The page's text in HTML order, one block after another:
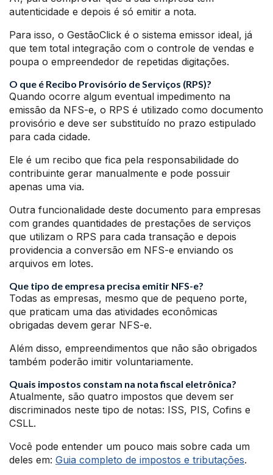
autenticidade e depois é só emitir a nota.
Para isso, o GestãoClick é o sistema emissor ideal, já
que tem total integração com o controle de vendas e
poupa o empreendedor de repetidas digitações.
O que é Recibo Provisório de Serviços (RPS)?
Quando ocorre algum eventual impedimento na
emissão da NFS-e, o RPS é utilizado como documento
provisório e deve ser substituído no prazo estipulado
para cada cidade.
Ele é um recibo que fica pela responsabilidade do
contribuinte gerar manualmente e pode possuir
apenas uma via.
Outra funcionalidade deste documento para empresas
com grandes quantidades de prestações de serviços
que utilizam o RPS para cada transação e depois
providencia a conversão em NFS-e enviando os
arquivos em lotes.
Que tipo de empresa precisa emitir NFS-e?
Todas as empresas, mesmo que de pequeno porte,
que praticam uma das atividades econômicas
obrigadas devem gerar NFS-e.
Além disso, empreendimentos que não são obrigados
também poderão imitir voluntariamente.
Quais impostos constam na nota fiscal eletrônica?
Atualmente, são quatro impostos que devem ser
discriminados neste tipo de notas: ISS, PIS, Cofins e
CSLL.
Você pode entender um pouco mais sobre cada um
deles em: Guia completo de impostos e tributações.